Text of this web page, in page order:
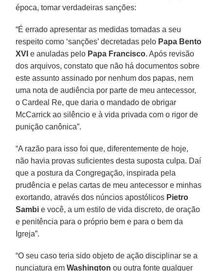
época, tomar verdadeiras sanções:
“É errado apresentar as medidas tomadas a seu
respeito como ‘sanções’ decretadas pelo Papa Bento
XVI e anuladas pelo Papa Francisco. Após revisão
dos arquivos, constato que não há documentos sobre
este assunto assinado por nenhum dos papas, nem
uma nota de audiência por parte de meu antecessor,
o Cardeal Re, que daria o mandado de obrigar
McCarrick ao silêncio e à vida privada com o rigor de
punição canônica”.
“A razão para isso foi que, diferentemente de hoje,
não havia provas suficientes desta suposta culpa. Daí
que a postura da Congregação, inspirada pela
prudência e pelas cartas de meu antecessor e minhas
exortando, através dos núncios apostólicos Pietro
Sambi e você, a um estilo de vida discreto, de oração
e penitência para o próprio bem e para o bem da
Igreja”.
“O seu caso teria sido objeto de ação disciplinar se a
nunciatura emWashington ou outra fonte qualquer